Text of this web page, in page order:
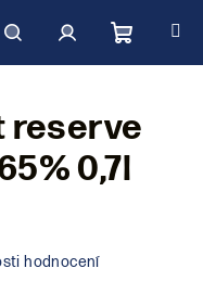
HledatPřihlášeníNákupní
košík
reserve
0,7l
hodnocení